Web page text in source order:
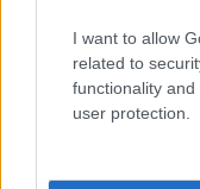
I want to allow
related to
functionality
user protection.